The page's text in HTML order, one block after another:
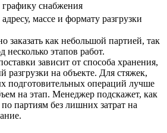
графику снабжения
массе и формату разгрузки
заказать как небольшой партией, так
этапов работ.
зависит от способа хранения,
разгрузки на объекте. Для стяжек,
подготовительных операций лучше
на этап. Менеджер подскажет, как
партиям без лишних затрат на